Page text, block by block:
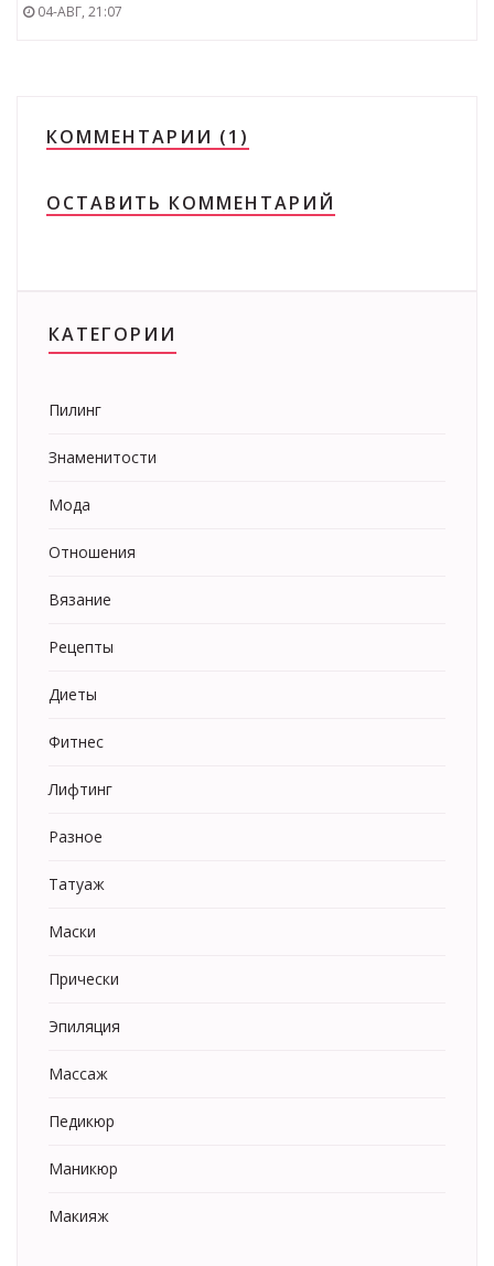
04-АВГ, 21:07
КОММЕНТАРИИ (1)
ОСТАВИТЬ КОММЕНТАРИЙ
КАТЕГОРИИ
Пилинг
Знаменитости
Мода
Отношения
Вязание
Рецепты
Диеты
Фитнес
Лифтинг
Разное
Татуаж
Маски
Прически
Эпиляция
Массаж
Педикюр
Маникюр
Макияж